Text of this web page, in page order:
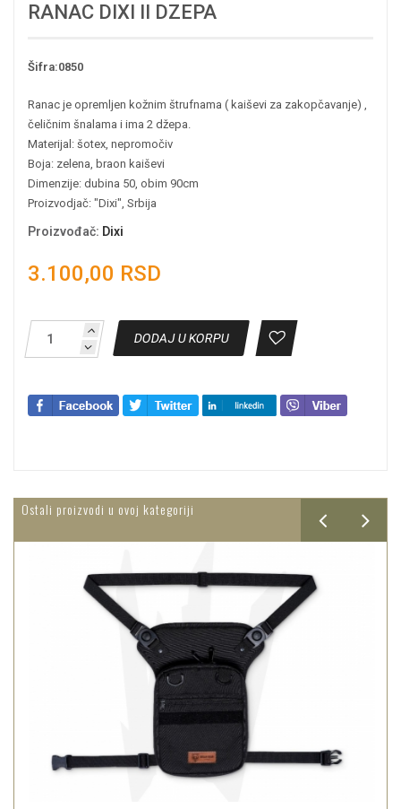
RANAC DIXI II DZEPA
Šifra:0850
Ranac je opremljen kožnim štrufnama ( kaiševi za zakopčavanje) ,
čeličnim šnalama i ima 2 džepa.
Materijal: šotex, nepromočiv
Boja: zelena, braon kaiševi
Dimenzije: dubina 50, obim 90cm
Proizvodjač: "Dixi", Srbija
Proizvođač: Dixi
3.100,00 RSD
DODAJ U KORPU
Ostali proizvodi u ovoj kategoriji